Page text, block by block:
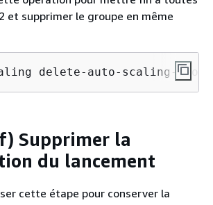
et supprimer le groupe en même
delete-auto-scaling-
Supprimer la
du lancement
cette étape pour conserver la